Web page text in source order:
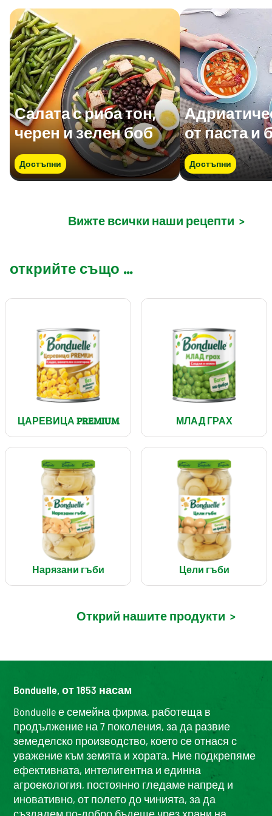
Салата с риба тон,
черен и зелен боб
Достъпни
от паста и
Достъпни
Вижте всички наши рецепти >
открийте също ...
ЦАРЕВИЦА PREMIUM МЛАД ГРАХ
Нарязани гъби Цели гъби
Открий нашите продукти >
Bonduelle, от 1853 насам
Bonduelle е семейна фирма, работеща в
продължение на 7 поколения, за да развие
земеделско производство, което се отнася с
уважение към земята и хората. Ние подкрепяме
ефективната, интелигентна и единна
агроекология, постоянно гледаме напред и
иновативно, от полето до чинията, за да